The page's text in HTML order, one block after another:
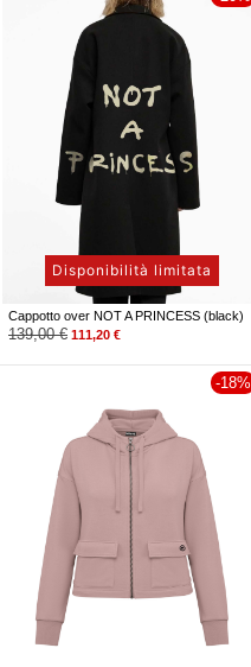
Disponibilità limitata
Cappotto over NOT A PRINCESS (black)
139,00€ 111,20 €
-18%